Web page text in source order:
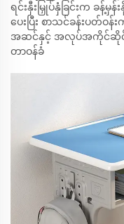
ရင်းနှီးမြှုပ်နှံခြင်းက ခန့်
ပေးပြီး စာသင်ခန်းပတ်ဝ
အဆင်နှင့် အလုပ်အကိုင်ဆို
တာဝန်ခံ